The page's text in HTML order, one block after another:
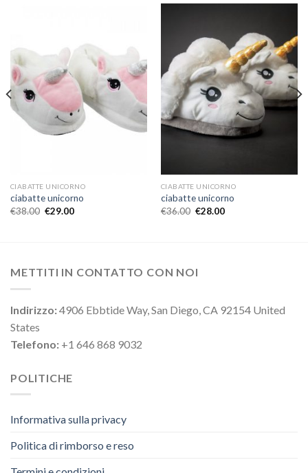
CIABATTE UNICORNO
ciabatte unicorno
€38.00 €29.00
CIABATTE UNICORNO
ciabatte unicorno
€36.00 €28.00
METTITI IN CONTATTO CON NOI
Indirizzo:4906 Ebbtide Way, San Diego, CA 92154 United
States
Telefono: +1 646 868 9032
POLITICHE
Informativa sulla privacy
Politica di rimborso e reso